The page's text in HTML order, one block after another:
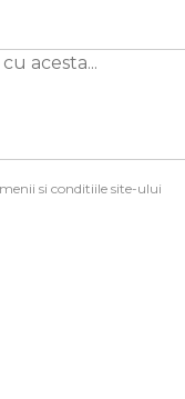
si conditiile site-ului